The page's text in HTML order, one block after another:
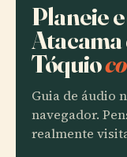
Planeie
Atacama
Tóquio
Guia de áudio
navegador.
realmente